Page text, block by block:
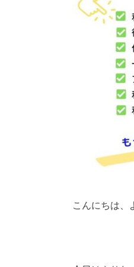
こんにちは、